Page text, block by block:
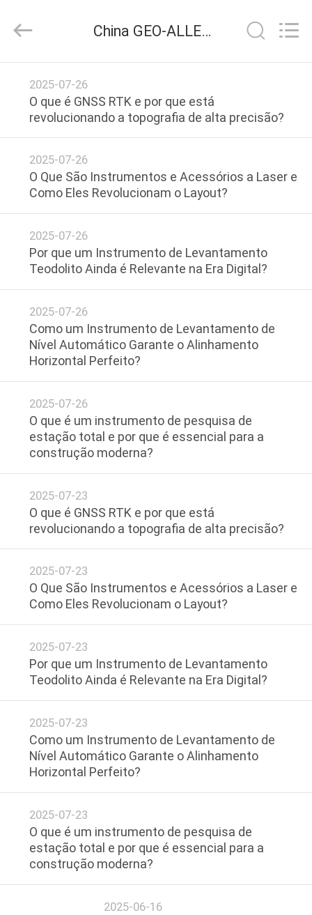
CASA
PRODUTOS
SOBRE
NÓS
EXCURSÃO
FÁBRICA
CONTROLE
QUALIDADE
CONTACTE-
NOS
CASOS
MAPA
SITE
PRIVACY
POLICY
GEO-
ALLEN
Rights
China GEO-ALLEN CO.,LTD. notícias da empresa
2025-07-26
O que é GNSS RTK e por que está
revolucionando a topografia de alta precisão?
2025-07-26
O Que São Instrumentos e Acessórios a Laser e
Como Eles Revolucionam o Layout?
2025-07-26
Por que um Instrumento de Levantamento
Teodolito Ainda é Relevante na Era Digital?
2025-07-26
Como um Instrumento de Levantamento de
Nível Automático Garante o Alinhamento
Horizontal Perfeito?
2025-07-26
O que é um instrumento de pesquisa de
estação total e por que é essencial para a
construção moderna?
2025-07-23
O que é GNSS RTK e por que está
revolucionando a topografia de alta precisão?
2025-07-23
O Que São Instrumentos e Acessórios a Laser e
Como Eles Revolucionam o Layout?
2025-07-23
Por que um Instrumento de Levantamento
Teodolito Ainda é Relevante na Era Digital?
2025-07-23
Como um Instrumento de Levantamento de
Nível Automático Garante o Alinhamento
Horizontal Perfeito?
2025-07-23
O que é um instrumento de pesquisa de
estação total e por que é essencial para a
construção moderna?
2025-06-16